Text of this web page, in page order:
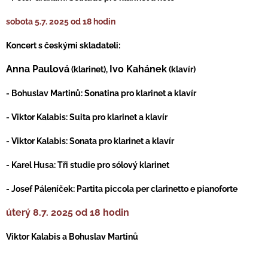
sobota 5.7. 2025od 18 hodin
Koncert s českými skladateli:
Anna Paulová(klarinet), Ivo Kahánek(klavír)
- Bohuslav Martinů: Sonatina pro klarinet a klavír
- Viktor Kalabis: Suita pro klarinet a klavír
- Viktor Kalabis: Sonata pro klarinet a klavír
- Karel Husa: Tři studie pro sólový klarinet
- Josef Páleníček: Partita piccola per clarinetto e pianoforte
úterý 8.7. 2025 od 18 hodin
Viktor Kalabis a Bohuslav Martinů